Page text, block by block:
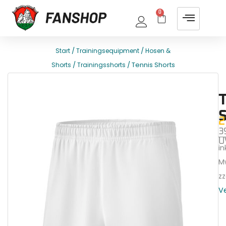
0
Start /Trainingsequipment /Hosen &
Shorts /Trainingsshorts / Tennis Shorts